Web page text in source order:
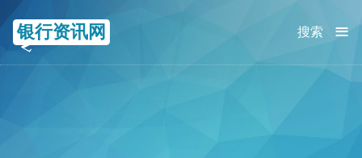
银行资讯网 ≡
搜索